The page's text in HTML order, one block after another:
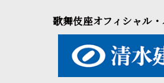
歌舞伎座オフィシャル